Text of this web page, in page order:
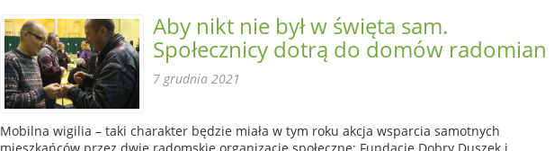
Aby nikt nie był w święta sam.
Społecznicy dotrą do domów radomian
7 grudnia 2021
Mobilna wigilia – taki charakter będzie miała w tym roku akcja wsparcia samotnych
mieszkańców przez dwie radomskie organizacje społeczne: Fundację Dobry Duszek i